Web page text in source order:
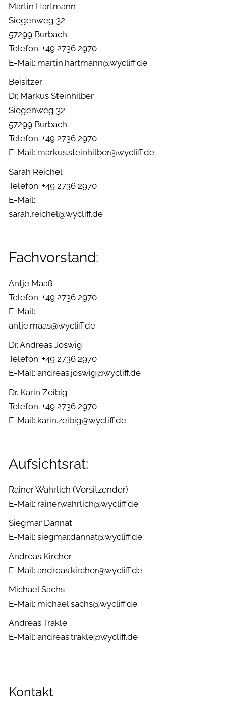
Martin Hartmann
Siegenweg 32
57299 Burbach
Telefon: +49 2736 2970
E-Mail: martin.hartmann@wycliff.de
Beisitzer:
Dr. Markus Steinhilber
Siegenweg 32
57299 Burbach
Telefon: +49 2736 2970
E-Mail: markus.steinhilber@wycliff.de
Sarah Reichel
Telefon: +49 2736 2970
E-Mail:
sarah.reichel@wycliff.de
Fachvorstand:
Antje Maaß
Telefon: +49 2736 2970
E-Mail:
antje.maas@wycliff.de
Dr. Andreas Joswig
Telefon: +49 2736 2970
E-Mail: andreas.joswig@wycliff.de
Dr. Karin Zeibig
Telefon: +49 2736 2970
E-Mail: karin.zeibig@wycliff.de
Aufsichtsrat:
Rainer Wahrlich (Vorsitzender)
E-Mail: rainer.wahrlich@wycliff.de
Siegmar Dannat
E-Mail: siegmar.dannat@wycliff.de
Andreas Kircher
E-Mail: andreas.kircher@wycliff.de
Michael Sachs
E-Mail: michael.sachs@wycliff.de
Andreas Trakle
E-Mail: andreas.trakle@wycliff.de
Kontakt